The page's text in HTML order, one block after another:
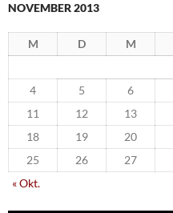
NOVEMBER 2013
M D M
4
5 6
11
12 13
18
19 20
25
26 27
« Okt.